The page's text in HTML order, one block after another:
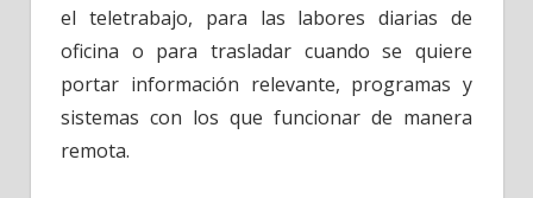
el teletrabajo, para las labores diarias de
oficina o para trasladar cuando se quiere
portar información relevante, programas y
sistemas con los que funcionar de manera
remota.